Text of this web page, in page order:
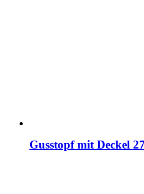
Gusstopf mit Deckel